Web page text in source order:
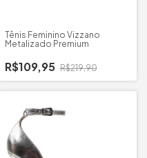
Tênis Feminino Vizzano
Metalizado Premium
R$109,95 R$219,90